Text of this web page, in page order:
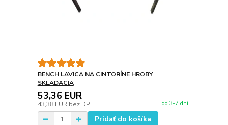
BENCH LAVICA NA CINTORÍNE HROBY
SKLADACIA
53,36 EUR
43,38 EUR bez DPH do 3-7 dní
Pridať do košíka